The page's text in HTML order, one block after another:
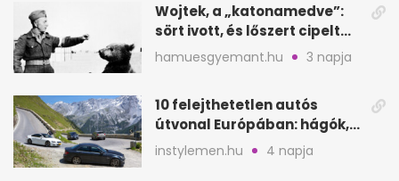
Wojtek, a „katonamedve”:
sört ivott, és lőszert cipelt
Monte Cassinónál
hamuesgyemant.hu 3 napja
10 felejthetetlen autós
útvonal Európában: hágók,
partok, fjordok
instylemen.hu 4 napja